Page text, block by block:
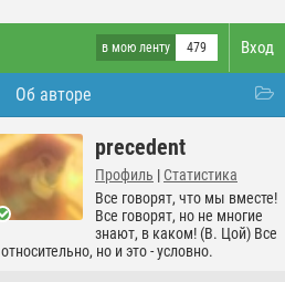
Вход
в мою ленту 479
Об авторе
precedent
Профиль | Статистика
Все говорят, что мы вместе!
Все говорят, но не многие
знают, в каком! (В. Цой) Все
относительно, но и это - условно.